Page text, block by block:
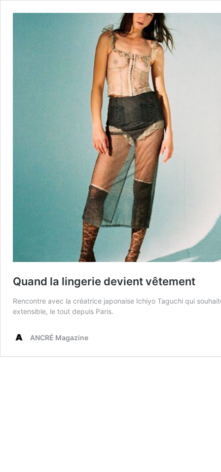
Quand la lingerie devient vêtement
Rencontre avec la créatrice japonaise Ichiyo Taguchi qui
extensible, le tout depuis Paris.
ANCRÉ Magazine